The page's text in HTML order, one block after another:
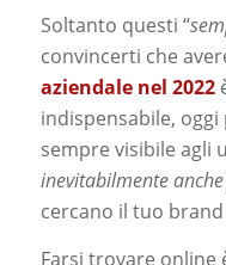
Soltanto questi “
convincerti che
aziendale nel 2022
indispensabile,
sempre visibile agli
inevitabilmente
cercano il tuo
Farsi trovare online